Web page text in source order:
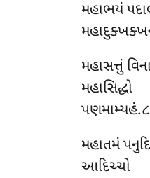
મહાભયં
મહાસત્તું
મહાતમં